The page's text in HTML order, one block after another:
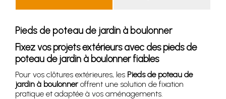
Pieds de poteau de jardin à boulonner
Fixez vos projets extérieurs avec des pieds de
poteau de jardin à boulonner fiables
Pour vos clôtures extérieures, les Pieds de poteau de
jardin à boulonneroffrent une solution de fixation
pratique et adaptée à vos aménagements.